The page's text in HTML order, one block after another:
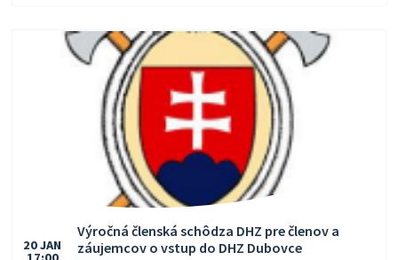
Výročná členská schôdza DHZ pre členov a
záujemcov o vstup do DHZ Dubovce
20JAN